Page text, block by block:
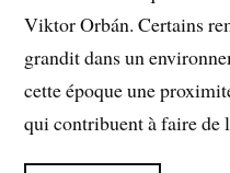
Viktor Orbán. Certains
grandit dans un
cette époque une
qui contribuent à faire de